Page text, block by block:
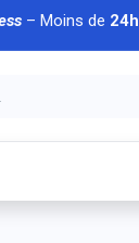
– Moins de 24h
À